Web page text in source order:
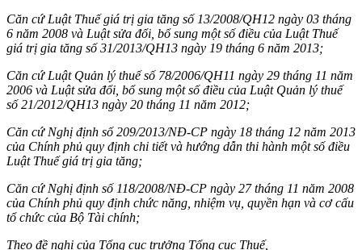
Căn cứ Luật Thuế giá trị gia tăng số 13/2008/QH12 ngày 03 tháng
6 năm 2008 và Luật sửa đổi, bổ sung một số điều của Luật Thuế
giá trị gia tăng số 31/2013/QH13 ngày 19 tháng 6 năm 2013;
Căn cứ Luật Quản lý thuế số 78/2006/QH11 ngày 29 tháng 11 năm
2006 và Luật sửa đổi, bổ sung một số điều của Luật Quản lý thuế
số 21/2012/QH13 ngày 20 tháng 11 năm 2012;
Căn cứ Nghị định số 209/2013/NĐ-CP ngày 18 tháng 12 năm 2013
của Chính phủ quy định chi tiết và hướng dẫn thi hành một số điều
Luật Thuế giá trị gia tăng;
Căn cứ Nghị định số 118/2008/NĐ-CP ngày 27 tháng 11 năm 2008
của Chính phủ quy định chức năng, nhiệm vụ, quyền hạn và cơ cấu
tổ chức của Bộ Tài chính;
Theo đề nghị của Tổng cục trưởng Tổng cục Thuế,